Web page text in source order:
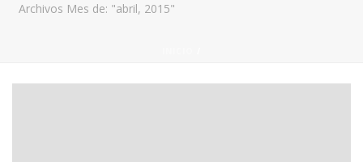
Archivos Mes de: "abril, 2015"